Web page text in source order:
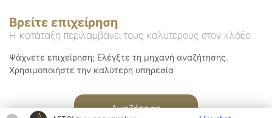
Βρείτε επιχείρηση
Η κατάταξη περιλαμβάνει τους καλύτερους στον κλάδο
Ψάχνετε επιχείρηση; Ελέγξτε τη μηχανή αναζήτησης.
Χρησιμοποιήστε την καλύτερη υπηρεσία
Αναζήτηση